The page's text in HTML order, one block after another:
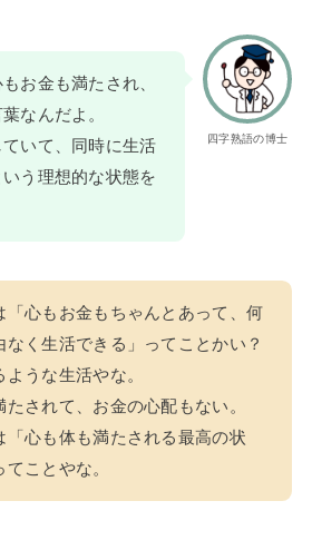
四字熟語の博士
お金も満たされ、
なんだよ。
いて、同時に生活
う理想的な状態を
「心もお金もちゃんとあって、何
なく生活できる」ってことかい？
ような生活やな。
たされて、お金の心配もない。
「心も体も満たされる最高の状
てことやな。